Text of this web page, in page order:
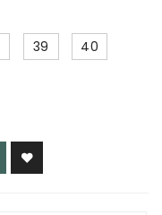
39 40